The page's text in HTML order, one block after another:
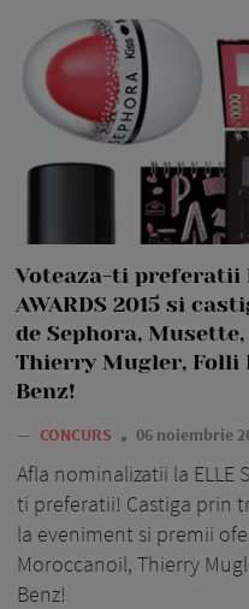
Voteaza-ti preferatii
AWARDS 2015 si
de Sephora,
Thierry Mugler, Folli
Benz!
— CONCURS 06 noiembrie
Afla nominalizatii la ELLE
ti preferatii! Castiga prin
la eveniment si premii
Moroccanoil, Thierry
Benz!